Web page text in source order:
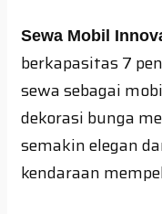
Sewa Mobil
berkapasitas 7
sewa sebagai
dekorasi bunga
semakin elegan
kendaraan